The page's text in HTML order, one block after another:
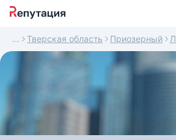
Тверская область Приозерный